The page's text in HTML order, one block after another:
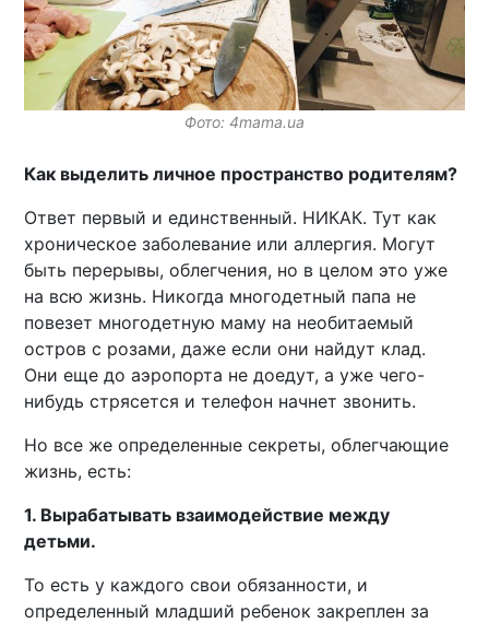
Фото: 4mama.ua
Как выделить личное пространство родителям?
Ответ первый и единственный. НИКАК. Тут как
хроническое заболевание или аллергия. Могут
быть перерывы, облегчения, но в целом это уже
на всю жизнь. Никогда многодетный папа не
повезет многодетную маму на необитаемый
остров с розами, даже если они найдут клад.
Они еще до аэропорта не доедут, а уже чего-
нибудь стрясется и телефон начнет звонить.
Но все же определенные секреты, облегчающие
жизнь, есть:
1. Вырабатывать взаимодействие между
детьми.
То есть у каждого свои обязанности, и
определенный младший ребенок закреплен за